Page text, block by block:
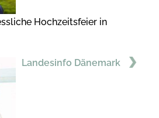
Hochzeitsfeier in
Landesinfo Dänemark